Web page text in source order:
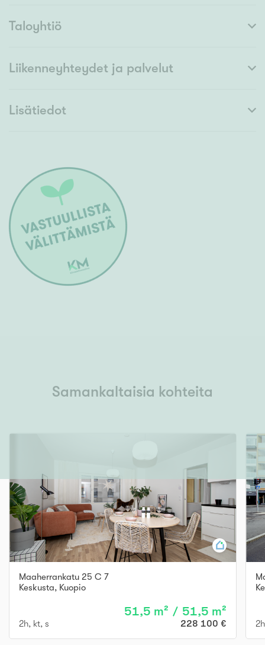
Taloyhtiö
Liikenneyhteydet ja palvelut
Lisätiedot
Samankaltaisia kohteita
Maaherrankatu 25 C 7
Keskusta, Kuopio
51,5 m² / 51,5 m²
2h, kt, s 228 100 €